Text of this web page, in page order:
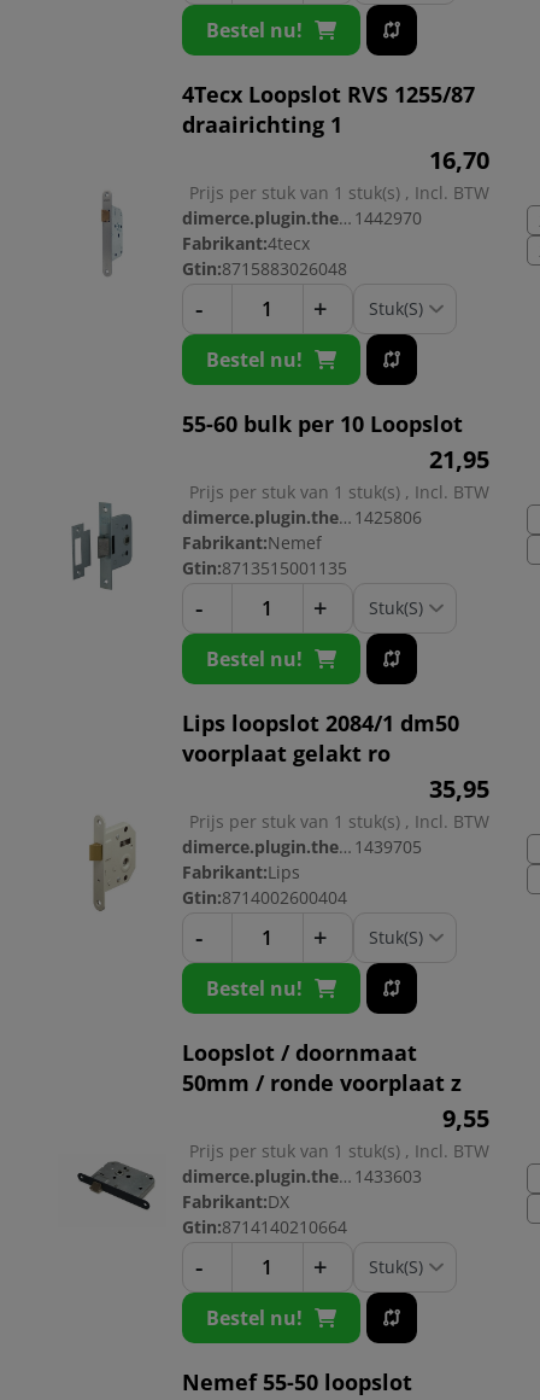
Bestel nu!
4Tecx Loopslot RVS 1255/87
draairichting 1
16,70
Prijs per stuk van 1 stuk(s) , Incl. BTW
dimerce.plugin.theme.productnr: 1442970
Fabrikant:4tecx
Gtin:8715883026048
- +
Bestel nu!
55-60 bulk per 10 Loopslot
21,95
Prijs per stuk van 1 stuk(s) , Incl. BTW
dimerce.plugin.theme.productnr: 1425806
Fabrikant:Nemef
Gtin:8713515001135
- +
Bestel nu!
Lips loopslot 2084/1 dm50
voorplaat gelakt ro
35,95
Prijs per stuk van 1 stuk(s) , Incl. BTW
dimerce.plugin.theme.productnr: 1439705
Fabrikant:Lips
Gtin:8714002600404
- +
Bestel nu!
Loopslot / doornmaat
50mm / ronde voorplaat z
9,55
Prijs per stuk van 1 stuk(s) , Incl. BTW
dimerce.plugin.theme.productnr: 1433603
Fabrikant:DX
Gtin:8714140210664
- +
Bestel nu!
Nemef 55-50 loopslot